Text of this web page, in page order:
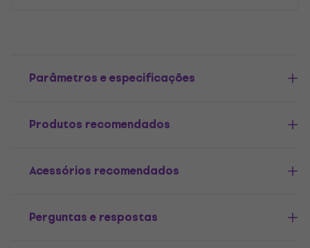
Parâmetros e especificações
Produtos recomendados
Acessórios recomendados
Perguntas e respostas